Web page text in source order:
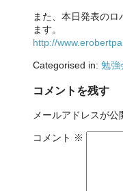
また、本日発表の
ます。
http://
Categorised in: 勉強
コメントを残す
メールアドレスが公
コメント ※